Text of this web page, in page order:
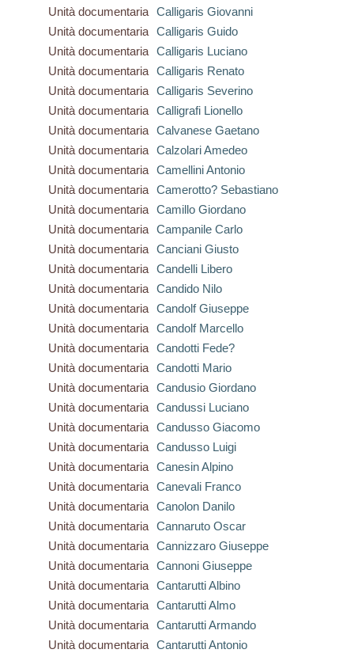
Unità documentaria Calligaris Giovanni
Unità documentaria Calligaris Guido
Unità documentaria Calligaris Luciano
Unità documentaria Calligaris Renato
Unità documentaria Calligaris Severino
Unità documentaria Calligrafi Lionello
Unità documentaria Calvanese Gaetano
Unità documentaria Calzolari Amedeo
Unità documentaria Camellini Antonio
Unità documentaria Camerotto? Sebastiano
Unità documentaria Camillo Giordano
Unità documentaria Campanile Carlo
Unità documentaria Canciani Giusto
Unità documentaria Candelli Libero
Unità documentaria Candido Nilo
Unità documentaria Candolf Giuseppe
Unità documentaria Candolf Marcello
Unità documentaria Candotti Fede?
Unità documentaria Candotti Mario
Unità documentaria Candusio Giordano
Unità documentaria Candussi Luciano
Unità documentaria Candusso Giacomo
Unità documentaria Candusso Luigi
Unità documentaria Canesin Alpino
Unità documentaria Canevali Franco
Unità documentaria Canolon Danilo
Unità documentaria Cannaruto Oscar
Unità documentaria Cannizzaro Giuseppe
Unità documentaria Cannoni Giuseppe
Unità documentaria Cantarutti Albino
Unità documentaria Cantarutti Almo
Unità documentaria Cantarutti Armando
Unità documentaria Cantarutti Antonio